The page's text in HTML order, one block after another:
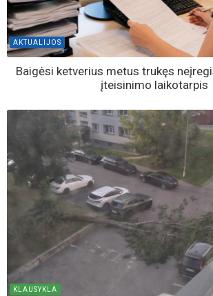
AKTUALIJOS
Baigėsi ketverius metus trukęs
įteisinimo laikotarpis
KLAUSYKLA